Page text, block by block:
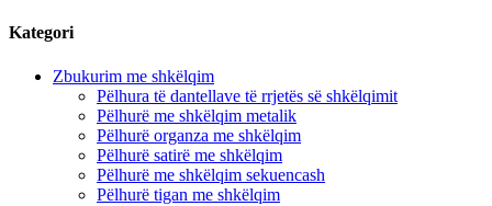
Kategori
Zbukurim me shkëlqim
Pëlhura të dantellave të rrjetës së shkëlqimit
Pëlhurë me shkëlqim metalik
Pëlhurë organza me shkëlqim
Pëlhurë satirë me shkëlqim
Pëlhurë me shkëlqim sekuencash
Pëlhurë tigan me shkëlqim